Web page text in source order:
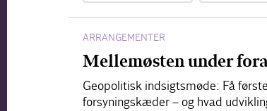
ARRANGEMENTER
Mellemøsten under
Geopolitisk indsigtsmøde: Få
forsyningskæder – og hvad